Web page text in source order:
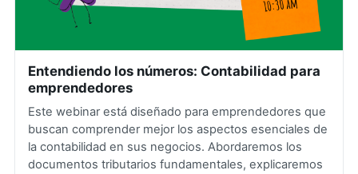
Entendiendo los números: Contabilidad para
emprendedores
Este webinar está diseñado para emprendedores que
buscan comprender mejor los aspectos esenciales de
la contabilidad en sus negocios. Abordaremos los
documentos tributarios fundamentales, explicaremos